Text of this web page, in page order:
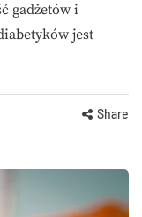
gadżetów i
jest
Share